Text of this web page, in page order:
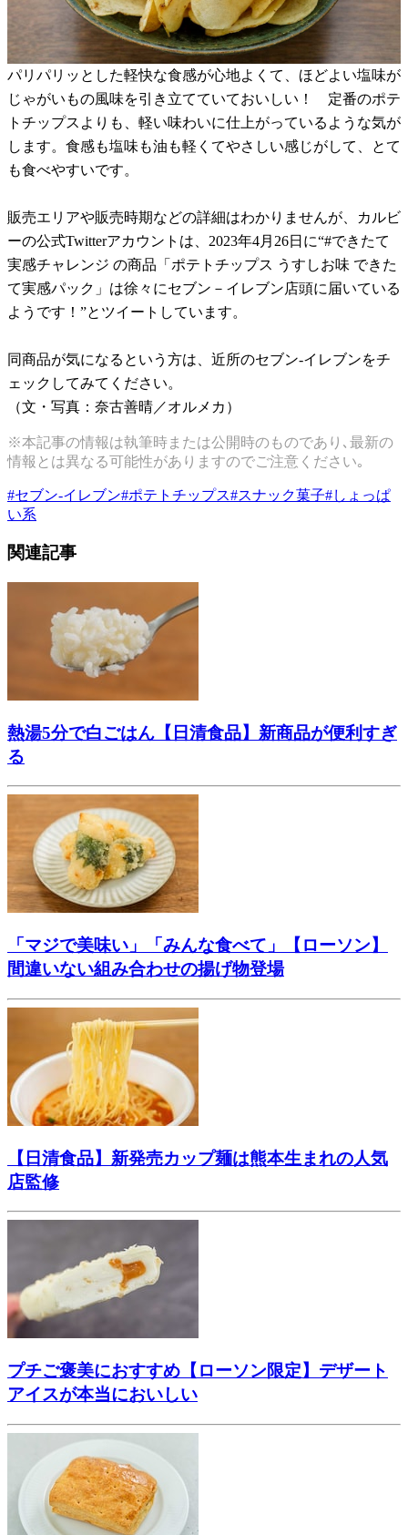
パリパリッとした軽快な食感が心地よくて、ほどよい塩味が
じゃがいもの風味を引き立てていておいしい！ 定番のポテ
トチップスよりも、軽い味わいに仕上がっているような気が
します。食感も塩味も油も軽くてやさしい感じがして、とて
も食べやすいです。
販売エリアや販売時期などの詳細はわかりませんが、カルビ
ーの公式Twitterアカウントは、2023年4月26日に“#できたて
実感チャレンジ の商品「ポテトチップス うすしお味 できた
て実感パック」は徐々にセブン－イレブン店頭に届いている
ようです！”とツイートしています。
同商品が気になるという方は、近所のセブン-イレブンをチ
ェックしてみてください。
（文・写真：奈古善晴／オルメカ）
※本記事の情報は執筆時または公開時のものであり､最新の
情報とは異なる可能性がありますのでご注意ください｡
#セブン-イレブン#ポテトチップス#スナック菓子#しょっぱ
い系
関連記事
熱湯5分で白ごはん【日清食品】新商品が便利すぎ
る
「マジで美味い」「みんな食べて」【ローソン】
間違いない組み合わせの揚げ物登場
【日清食品】新発売カップ麺は熊本生まれの人気
店監修
プチご褒美におすすめ【ローソン限定】デザート
アイスが本当においしい